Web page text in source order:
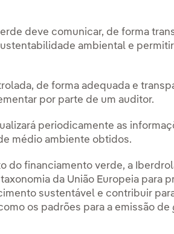
deve comunicar, de forma
ambiental e
de forma adequada e
por parte de um auditor.
periodicamente as
médio ambiente obtidos.
do financiamento verde, a
da União Europeia para
sustentável e contribuir
os padrões para a emissão de